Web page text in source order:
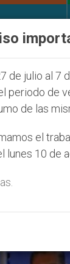
que
de julio al 7
periodo de
de las
el
lunes 10 de